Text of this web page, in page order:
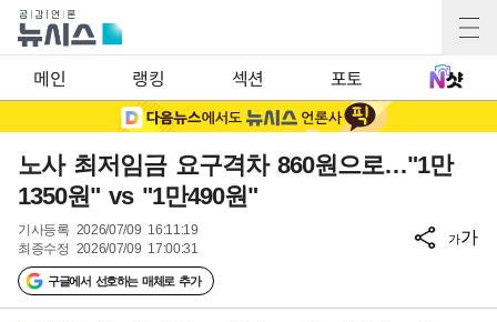
메인 랭킹 섹션 포토
노사 최저임금 요구격차 860원으로…"1만
1350원" vs "1만490원"
기사등록 2026/07/09 16:11:19
최종수정 2026/07/09 17:00:31
구글에서 선호하는 매체로 추가
가가